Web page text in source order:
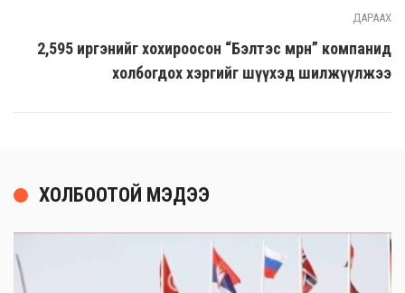
ДАРААХ
2,595 иргэнийг хохироосон “Бэлтэс мөрөн” компанид
холбогдох хэргийг шүүхэд шилжүүлжээ
ХОЛБООТОЙ МЭДЭЭ